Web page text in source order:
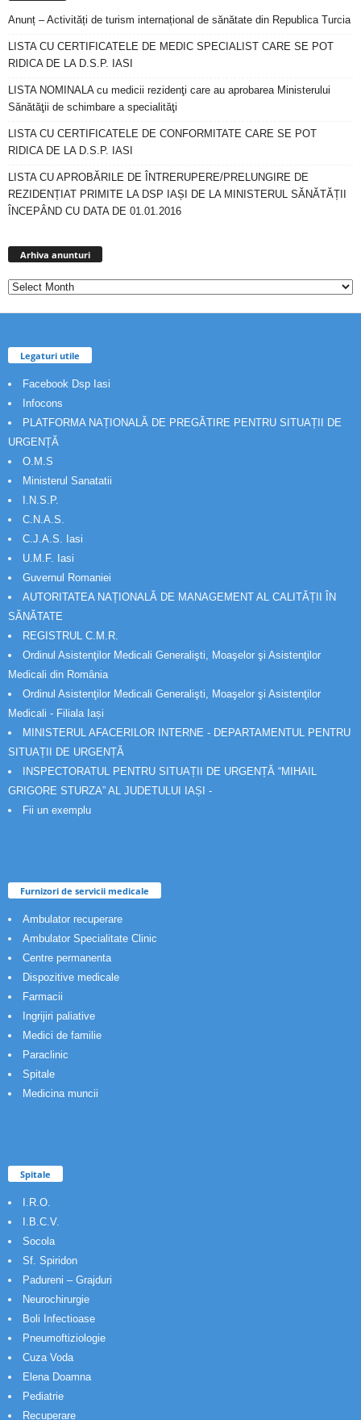
Anunț – Activități de turism internațional de sănătate din Republica Turcia
LISTA CU CERTIFICATELE DE MEDIC SPECIALIST CARE SE POT
RIDICA DE LA D.S.P. IASI
LISTA NOMINALA cu medicii rezidenţi care au aprobarea Ministerului
Sănătăţii de schimbare a specialităţi
LISTA CU CERTIFICATELE DE CONFORMITATE CARE SE POT
RIDICA DE LA D.S.P. IASI
LISTA CU APROBĂRILE DE ÎNTRERUPERE/PRELUNGIRE DE
REZIDENȚIAT PRIMITE LA DSP IAȘI DE LA MINISTERUL SĂNĂTĂȚII
ÎNCEPÂND CU DATA DE 01.01.2016
Arhiva anunturi
Legaturi utile
Facebook Dsp Iasi
Infocons
PLATFORMA NAȚIONALĂ DE PREGĂTIRE PENTRU SITUAȚII DE
URGENȚĂ
O.M.S
Ministerul Sanatatii
I.N.S.P.
C.N.A.S.
C.J.A.S. Iasi
U.M.F. Iasi
Guvernul Romaniei
AUTORITATEA NAȚIONALĂ DE MANAGEMENT AL CALITĂȚII ÎN
SĂNĂTATE
REGISTRUL C.M.R.
Ordinul Asistenţilor Medicali Generalişti, Moaşelor şi Asistenţilor
Medicali din România
Ordinul Asistenţilor Medicali Generalişti, Moaşelor şi Asistenţilor
Medicali - Filiala Iași
MINISTERUL AFACERILOR INTERNE - DEPARTAMENTUL PENTRU
SITUAȚII DE URGENȚĂ
INSPECTORATUL PENTRU SITUAȚII DE URGENȚĂ “MIHAIL
GRIGORE STURZA” AL JUDETULUI IAȘI -
Fii un exemplu
Furnizori de servicii medicale
Ambulator recuperare
Ambulator Specialitate Clinic
Centre permanenta
Dispozitive medicale
Farmacii
Ingrijiri paliative
Medici de familie
Paraclinic
Spitale
Medicina muncii
Spitale
I.R.O.
I.B.C.V.
Socola
Sf. Spiridon
Padureni – Grajduri
Neurochirurgie
Boli Infectioase
Pneumoftiziologie
Cuza Voda
Elena Doamna
Pediatrie
Recuperare